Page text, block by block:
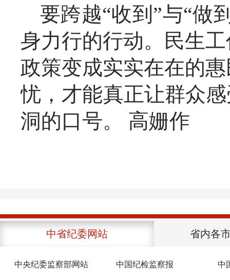
要跨越“收到”与“做
身力行的行动。民生
政策变成实实在在的
忧，才能真正让群众
洞的口号。 高姗作
中省纪委网站 省内各
中央纪委监察部网站 中国纪检监察报 中